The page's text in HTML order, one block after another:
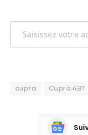
Saisissez votre adresse e-mail…
cupra Cupra ABT